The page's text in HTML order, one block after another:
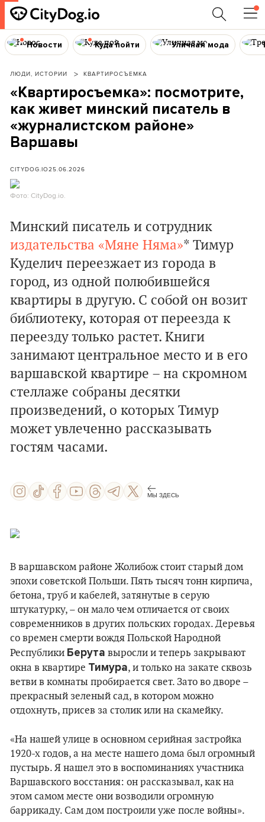
Новости Куда пойти Уличная мода
ЛЮДИ, ИСТОРИИ КВАРТИРОСЪЕМКА
«Квартиросъемка»: посмотрите,
как живет минский писатель в
«журналистском районе»
Варшавы
CITYDOG.IO25.06.2026
Фото: CityDog.io.
Минский писатель и сотрудник
издательства «Мяне Няма»* Тимур
Куделич переезжает из города в
город, из одной полюбившейся
квартиры в другую. С собой он возит
библиотеку, которая от переезда к
переезду только растет. Книги
занимают центральное место и в его
варшавской квартире – на скромном
стеллаже собраны десятки
произведений, о которых Тимур
может увлеченно рассказывать
гостям часами.
МЫ ЗДЕСЬ
В варшавском районе Жолибож стоит старый дом
эпохи советской Польши. Пять тысяч тонн кирпича,
бетона, труб и кабелей, затянутые в серую
штукатурку, – он мало чем отличается от своих
современников в других польских городах. Деревья
со времен смерти вождя Польской Народной
Республики Берута выросли и теперь закрывают
окна в квартире Тимура, и только на закате сквозь
ветви в комнаты пробирается свет. Зато во дворе –
прекрасный зеленый сад, в котором можно
отдохнуть, присев за столик или на скамейку.
«На нашей улице в основном серийная застройка
1920-х годов, а на месте нашего дома был огромный
пустырь. Я нашел это в воспоминаниях участника
Варшавского восстания: он рассказывал, как на
этом самом месте они возводили огромную
баррикаду. Сам дом построили уже после войны».